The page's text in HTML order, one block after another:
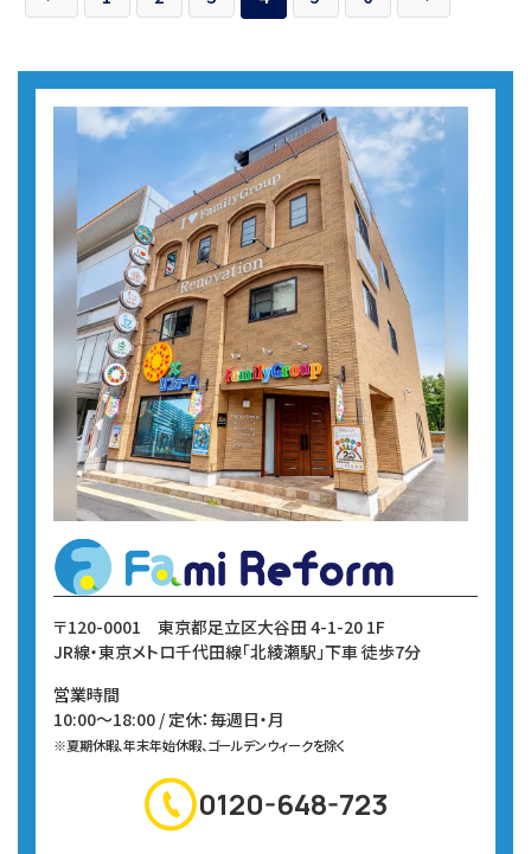
〒120-0001 東京都足立区大谷田 4-1-20 1F
JR線・東京メトロ千代田線「北綾瀬駅」下車 徒歩7分
営業時間
10:00～18:00 / 定休：毎週日・月
※夏期休暇、年末年始休暇、ゴールデンウィークを除く
0120-648-723